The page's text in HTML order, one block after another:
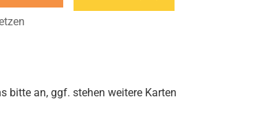
bitte an, ggf. stehen weitere Karten